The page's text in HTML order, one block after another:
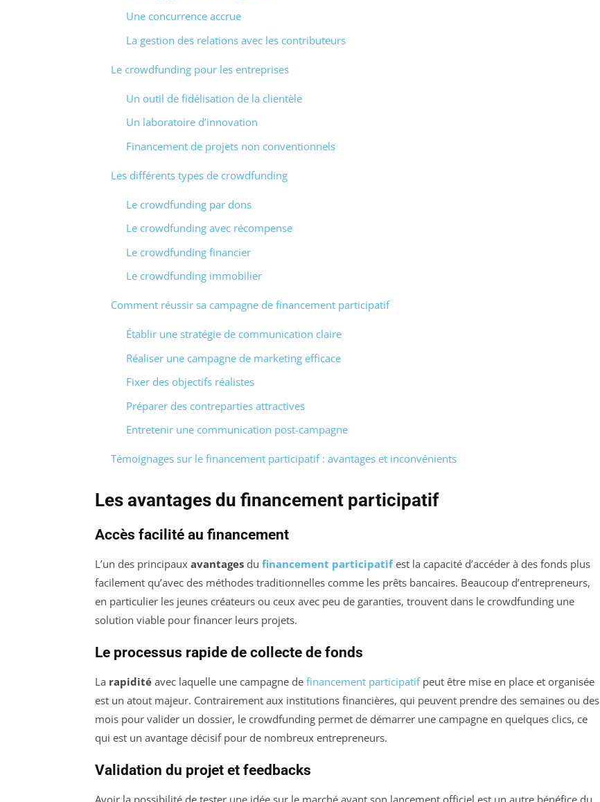
Une concurrence accrue
La gestion des relations avec les contributeurs
Le crowdfunding pour les entreprises
Un outil de fidélisation de la clientèle
Un laboratoire d’innovation
Financement de projets non conventionnels
Les différents types de crowdfunding
Le crowdfunding par dons
Le crowdfunding avec récompense
Le crowdfunding financier
Le crowdfunding immobilier
Comment réussir sa campagne de financement participatif
Établir une stratégie de communication claire
Réaliser une campagne de marketing efficace
Fixer des objectifs réalistes
Préparer des contreparties attractives
Entretenir une communication post-campagne
Témoignages sur le financement participatif : avantages et inconvénients
Les avantages du financement participatif
Accès facilité au financement
L’un des principaux avantages du financement participatifest la capacité d’accéder à des fonds plus
facilement qu’avec des méthodes traditionnelles comme les prêts bancaires. Beaucoup d’entrepreneurs,
en particulier les jeunes créateurs ou ceux avec peu de garanties, trouvent dans le crowdfunding une
solution viable pour financer leurs projets.
Le processus rapide de collecte de fonds
La rapidité avec laquelle une campagne de financement participatifpeut être mise en place et organisée
est un atout majeur. Contrairement aux institutions financières, qui peuvent prendre des semaines ou des
mois pour valider un dossier, le crowdfunding permet de démarrer une campagne en quelques clics, ce
qui est un avantage décisif pour de nombreux entrepreneurs.
Validation du projet et feedbacks